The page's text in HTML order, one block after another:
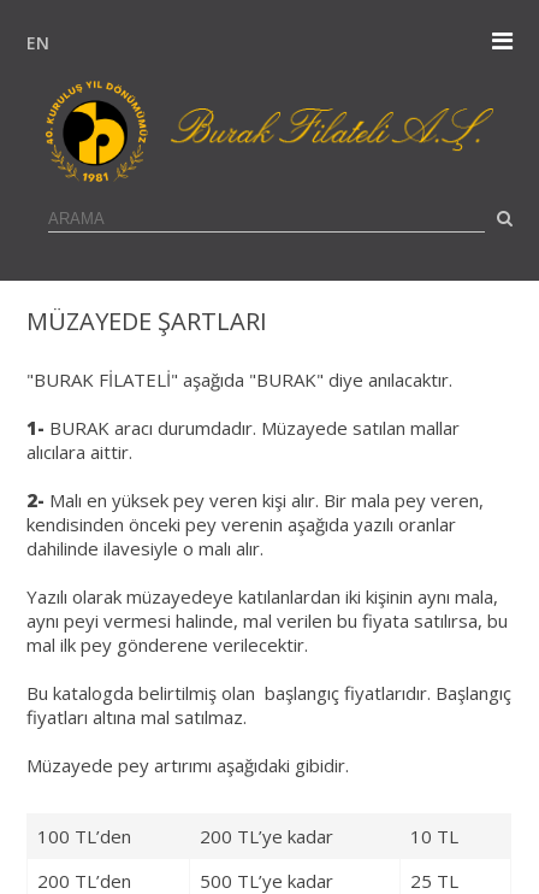
EN
MÜZAYEDE ŞARTLARI
"BURAK FİLATELİ" aşağıda "BURAK" diye anılacaktır.
1- BURAK aracı durumdadır. Müzayede satılan mallar
alıcılara aittir.
2- Malı en yüksek pey veren kişi alır. Bir mala pey veren,
kendisinden önceki pey verenin aşağıda yazılı oranlar
dahilinde ilavesiyle o malı alır.
Yazılı olarak müzayedeye katılanlardan iki kişinin aynı mala,
aynı peyi vermesi halinde, mal verilen bu fiyata satılırsa, bu
mal ilk pey gönderene verilecektir.
Bu katalogda belirtilmiş olan başlangıç fiyatlarıdır. Başlangıç
fiyatları altına mal satılmaz.
Müzayede pey artırımı aşağıdaki gibidir.
100 TL’den 200 TL’ye kadar
10 TL
200 TL’den
500 TL’ye kadar
25 TL